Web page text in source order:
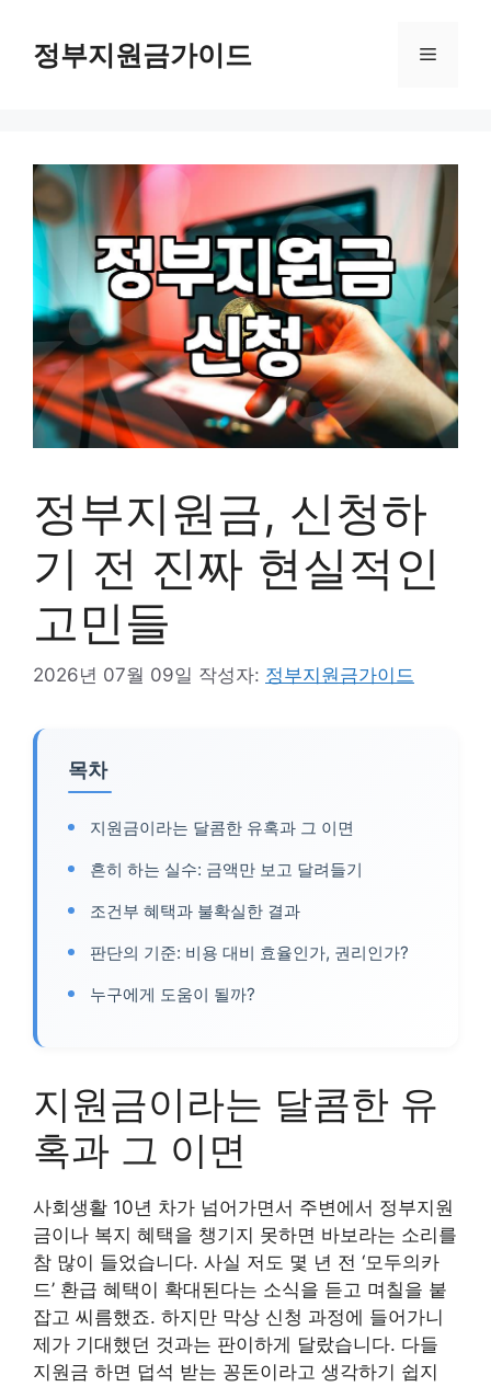
정부지원금가이드 메
정부지원금, 신청하
기 전 진짜 현실적인
고민들
2026년 07월 09일 작성자: 정부지원금가이드
목차
지원금이라는 달콤한 유혹과 그 이면
흔히 하는 실수: 금액만 보고 달려들기
조건부 혜택과 불확실한 결과
판단의 기준: 비용 대비 효율인가, 권리인가?
누구에게 도움이 될까?
지원금이라는 달콤한 유
혹과 그 이면
사회생활 10년 차가 넘어가면서 주변에서 정부지원
금이나 복지 혜택을 챙기지 못하면 바보라는 소리를
참 많이 들었습니다. 사실 저도 몇 년 전 ‘모두의카
드’ 환급 혜택이 확대된다는 소식을 듣고 며칠을 붙
잡고 씨름했죠. 하지만 막상 신청 과정에 들어가니
제가 기대했던 것과는 판이하게 달랐습니다. 다들
지원금 하면 덥석 받는 꽁돈이라고 생각하기 쉽지